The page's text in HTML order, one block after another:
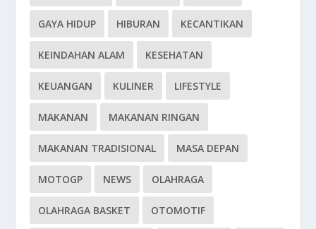
GAYA HIDUP HIBURAN KECANTIKAN
KEINDAHAN ALAM KESEHATAN
KEUANGAN KULINER LIFESTYLE
MAKANAN MAKANAN RINGAN
MAKANAN TRADISIONAL MASA DEPAN
MOTOGP NEWS OLAHRAGA
OLAHRAGA BASKET OTOMOTIF